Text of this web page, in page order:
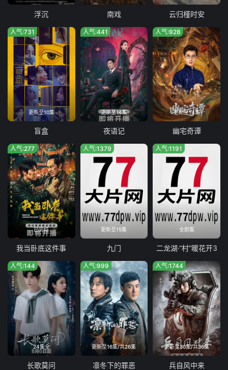
第30集
第31集 第32集
第33集 第34集
第35集 第36集
浮沉 南戏 云归槿时安
更新至10集
人气:731
盲盒
更新至14集
人气:441
夜语记
更新至14集
人气:928
幽宅奇谭
已完结
人气:277
我当卧底这件事
更新至15集
人气:1379
九门
全剧集
人气:1191
二龙湖·“村”暖花开3
24集全
人气:144
长歌莫问
更新至16集/共26集
人气:999
凛冬下的罪恶
更新至30集/共36集
人气:1744
兵自风中来